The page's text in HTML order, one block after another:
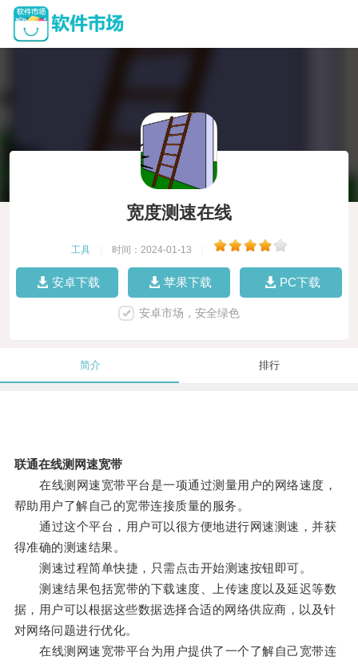
宽度测速在线
工具 时间：2024-01-13
安卓下载 苹果下载 PC下载
安卓市场，安全绿色
简介 排行
联通在线测网速宽带
在线测网速宽带平台是一项通过测量用户的网络速度，
帮助用户了解自己的宽带连接质量的服务。
通过这个平台，用户可以很方便地进行网速测速，并获
得准确的测速结果。
测速过程简单快捷，只需点击开始测速按钮即可。
测速结果包括宽带的下载速度、上传速度以及延迟等数
据，用户可以根据这些数据选择合适的网络供应商，以及针
对网络问题进行优化。
在线测网速宽带平台为用户提供了一个了解自己宽带连